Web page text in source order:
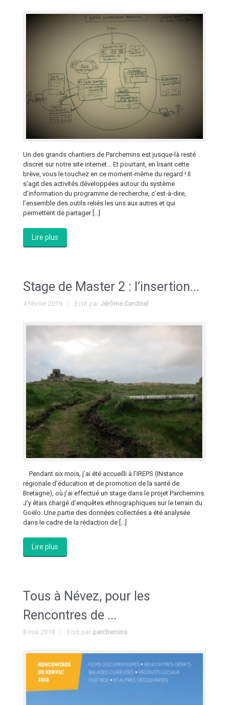
Un des grands chantiers de Parchemins est jusque-là resté
discret sur notre site internet… Et pourtant, en lisant cette
brève, vous le touchez en ce moment-même du regard ! Il
s’agit des activités développées autour du système
d’information du programme de recherche, c’est-à-dire,
l’ensemble des outils reliés les uns aux autres et qui
permettent de partager […]
Lire plus
Stage de Master 2 : l’insertion...
4 février 2019 Ecrit par Jérôme Cardinal
Pendant six mois, j’ai été accueilli à l’IREPS (INstance
régionale d’éducation et de promotion de la santé de
Bretagne), où j’ai effectué un stage dans le projet Parchemins.
J’y étais chargé d’enquêtes ethnographiques sur le terrain du
Goëlo. Une partie des données collectées a été analysée
dans le cadre de la rédaction de […]
Lire plus
Tous à Névez, pour les
Rencontres de ...
8 mai 2018 Ecrit par parchemins